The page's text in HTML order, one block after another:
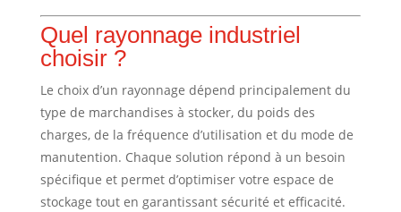
Quel rayonnage industriel
choisir ?
Le choix d’un rayonnage dépend principalement du
type de marchandises à stocker, du poids des
charges, de la fréquence d’utilisation et du mode de
manutention. Chaque solution répond à un besoin
spécifique et permet d’optimiser votre espace de
stockage tout en garantissant sécurité et efficacité.